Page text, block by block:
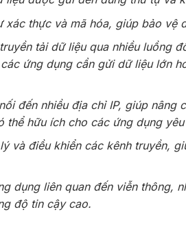
thực và mã hóa, giúp bảo vệ
tải dữ liệu qua nhiều luồng
ứng dụng cần gửi dữ liệu lớn
đến nhiều địa chỉ IP, giúp nâng
hữu ích cho các ứng dụng
và điều khiển các kênh truyền,
dụng liên quan đến viễn thông,
độ tin cậy cao.